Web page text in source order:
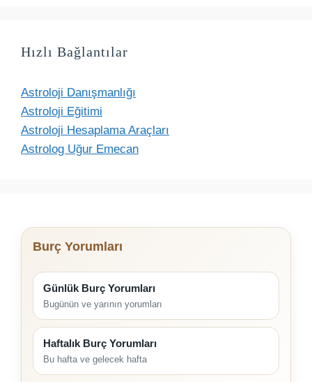
Hızlı Bağlantılar
Astroloji Danışmanlığı
Astroloji Eğitimi
Astroloji Hesaplama Araçları
Astrolog Uğur Emecan
Burç Yorumları
Günlük Burç Yorumları
Bugünün ve yarının yorumları
Haftalık Burç Yorumları
Bu hafta ve gelecek hafta